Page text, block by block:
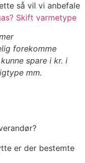
så vil vi anbefale
Skift varmetype
forekomme
spare i kr. i
mm.
er der bestemte